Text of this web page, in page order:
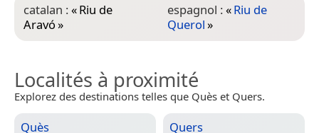
catalan :«Riu de
Aravó»
espagnol :«Riu de
Querol»
Localités à proximité
Explorez des destinations telles que Quès et Quers.
Quès Quers